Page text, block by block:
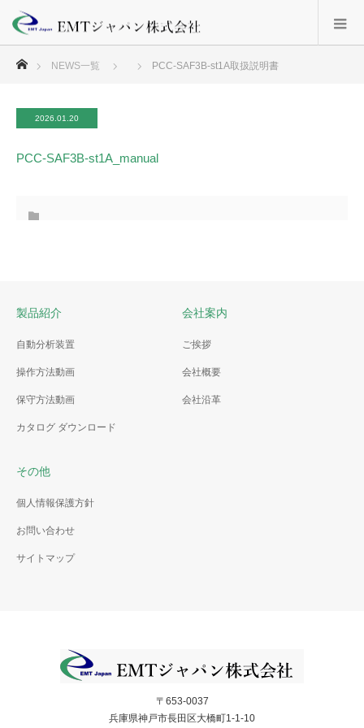
ホーム
NEWS一覧 PCC-SAF3B-st1A取扱説明書
2026.01.20
PCC-SAF3B-st1A_manual
製品紹介
自動分析装置
操作方法動画
保守方法動画
カタログ ダウンロード
会社案内
ご挨拶
会社概要
会社沿革
その他
個人情報保護方針
お問い合わせ
サイトマップ
〒653-0037
兵庫県神戸市長田区大橋町1-1-10